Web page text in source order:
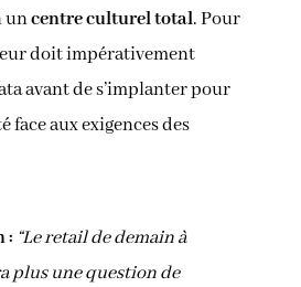
uncentre culturel total. Pour
doit impérativement
avant de s’implanter pour
face aux exigences des
: “Le retail de demain à
plus une question de